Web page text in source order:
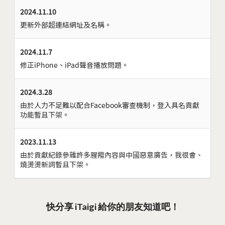
2024.11.10
更新外部超連結網址及名稱。
2024.11.7
修正iPhone、iPad聲音播放問題。
2024.3.28
由於人力不足難以配合Facebook審查機制，登入具名貢獻
功能暫且下架。
2023.11.13
由於貢獻紀錄參雜許多腥羶內容與中國惡意廣告，我很會、
燒燙燙新詞暫且下架。
快分享 iTaigi 給你的朋友知道吧！